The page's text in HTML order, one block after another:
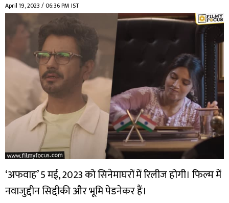
April 19, 2023 / 06:36 PM IST
‘अफवाह’ 5 मई, 2023 को सिनेमाघरों में रिलीज होगी। फिल्म में
नवाजुद्दीन सिद्दीकी और भूमि पेडनेकर हैं।